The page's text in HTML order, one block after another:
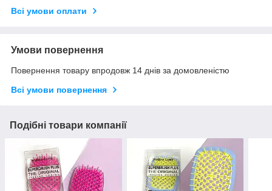
Всі умови оплати
Умови повернення
Повернення товару впродовж 14 днів за домовленістю
Всі умови повернення
Подібні товари компанії